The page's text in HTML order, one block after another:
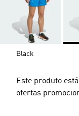
Black
Este produto
ofertas